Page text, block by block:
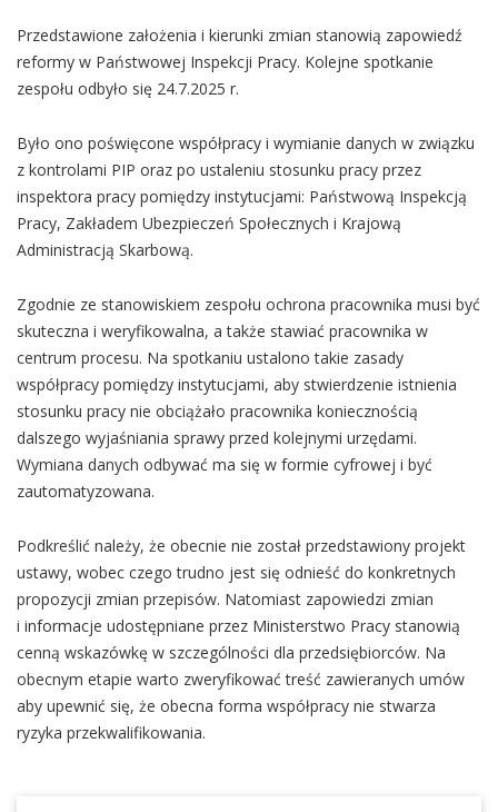
Przedstawione założenia i kierunki zmian stanowią zapowiedź
reformy w Państwowej Inspekcji Pracy. Kolejne spotkanie
zespołu odbyło się 24.7.2025 r.
Było ono poświęcone współpracy i wymianie danych w związku
z kontrolami PIP oraz po ustaleniu stosunku pracy przez
inspektora pracy pomiędzy instytucjami: Państwową Inspekcją
Pracy, Zakładem Ubezpieczeń Społecznych i Krajową
Administracją Skarbową.
Zgodnie ze stanowiskiem zespołu ochrona pracownika musi być
skuteczna i weryfikowalna, a także stawiać pracownika w
centrum procesu. Na spotkaniu ustalono takie zasady
współpracy pomiędzy instytucjami, aby stwierdzenie istnienia
stosunku pracy nie obciążało pracownika koniecznością
dalszego wyjaśniania sprawy przed kolejnymi urzędami.
Wymiana danych odbywać ma się w formie cyfrowej i być
zautomatyzowana.
Podkreślić należy, że obecnie nie został przedstawiony projekt
ustawy, wobec czego trudno jest się odnieść do konkretnych
propozycji zmian przepisów. Natomiast zapowiedzi zmian
i informacje udostępniane przez Ministerstwo Pracy stanowią
cenną wskazówkę w szczególności dla przedsiębiorców. Na
obecnym etapie warto zweryfikować treść zawieranych umów
aby upewnić się, że obecna forma współpracy nie stwarza
ryzyka przekwalifikowania.